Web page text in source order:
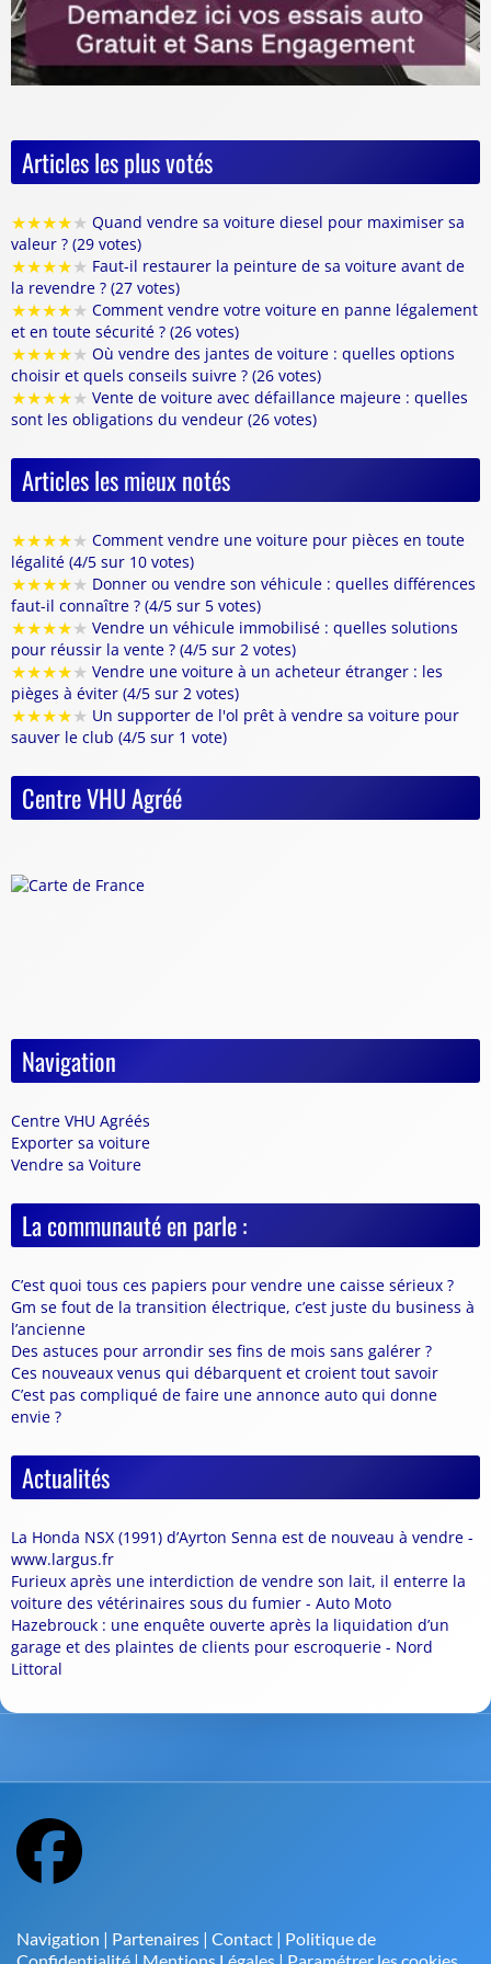
Articles les plus votés
★★★★★ Quand vendre sa voiture diesel pour maximiser sa
valeur ? (29 votes)
★★★★★ Faut-il restaurer la peinture de sa voiture avant de
la revendre ? (27 votes)
★★★★★ Comment vendre votre voiture en panne légalement
et en toute sécurité ? (26 votes)
★★★★★ Où vendre des jantes de voiture : quelles options
choisir et quels conseils suivre ? (26 votes)
★★★★★ Vente de voiture avec défaillance majeure : quelles
sont les obligations du vendeur (26 votes)
Articles les mieux notés
★★★★★ Comment vendre une voiture pour pièces en toute
légalité (4/5 sur 10 votes)
★★★★★ Donner ou vendre son véhicule : quelles différences
faut-il connaître ? (4/5 sur 5 votes)
★★★★★ Vendre un véhicule immobilisé : quelles solutions
pour réussir la vente ? (4/5 sur 2 votes)
★★★★★ Vendre une voiture à un acheteur étranger : les
pièges à éviter (4/5 sur 2 votes)
★★★★★ Un supporter de l'ol prêt à vendre sa voiture pour
sauver le club (4/5 sur 1 vote)
Centre VHU Agréé
Navigation
Centre VHU Agréés
Exporter sa voiture
Vendre sa Voiture
La communauté en parle :
C’est quoi tous ces papiers pour vendre une caisse sérieux ?
Gm se fout de la transition électrique, c’est juste du business à
l’ancienne
Des astuces pour arrondir ses fins de mois sans galérer ?
Ces nouveaux venus qui débarquent et croient tout savoir
C’est pas compliqué de faire une annonce auto qui donne
envie ?
Actualités
La Honda NSX (1991) d’Ayrton Senna est de nouveau à vendre -
www.largus.fr
Furieux après une interdiction de vendre son lait, il enterre la
voiture des vétérinaires sous du fumier - Auto Moto
Hazebrouck : une enquête ouverte après la liquidation d’un
garage et des plaintes de clients pour escroquerie - Nord
Littoral
Navigation | Partenaires | Contact | Politique de